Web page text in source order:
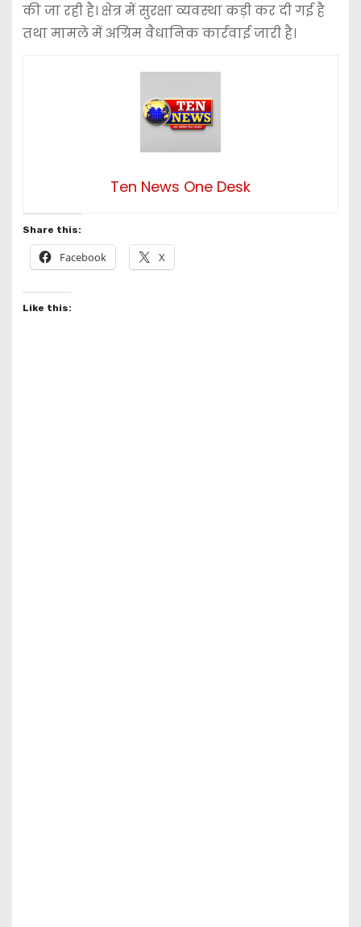
की जा रही है। क्षेत्र में सुरक्षा व्यवस्था कड़ी कर दी गई है
तथा मामले में अग्रिम वैधानिक कार्रवाई जारी है।
Ten News One Desk
Share this:
Facebook X
Like this: